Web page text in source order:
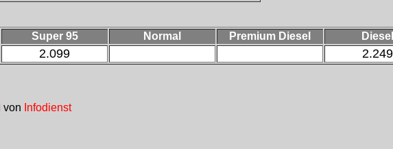
Super 95 Normal Premium Diesel Diesel
2.099 2.249
von Infodienst